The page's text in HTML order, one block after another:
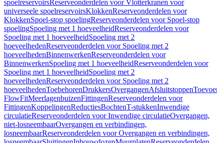
spoelreservoirsReserveonderdelen voor Vlotterkranen voor
universeele spoelreservoirsKlokkenReserveonderdelen voor
KlokkenSpoel-stop spoelingReserveonderdelen voor Spoel-stop
spoelingSpoeling met 1 hoeveelheidReserveonderdelen voor
Spoeling met 1 hoeveelheidSpoeling met 2
hoeveelhedenReserveonderdelen voor Spoeling met 2
hoeveelhedenBinnenwerkenReserveonderdelen voor
BinnenwerkenSpoeling met 1 hoeveelheidReserveonderdelen voor
Spoeling met 1 hoeveelheidSpoeling met 2
hoeveelhedenReserveonderdelen voor Spoeling met 2
hoeveelhedenToebehorenDrukkersOvergangenAfsluitstoppen
FlowFitMeerlagenbuizenFittingenReserveonderdelen voor
FittingenKoppelingenReductiesBochtenT-stukkenInwendige
circulatieReserveonderdelen voor Inwendige circulatieOvergangen,
niet-losneembaarOvergangen en verbindingen,
losneembaarReserveonderdelen voor Overgangen en verbindingen,